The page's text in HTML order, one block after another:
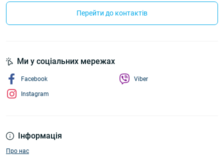
Перейти до контактів
Інформація
Про нас
Ми у соціальних мережах
Facebook
Instagram
Viber